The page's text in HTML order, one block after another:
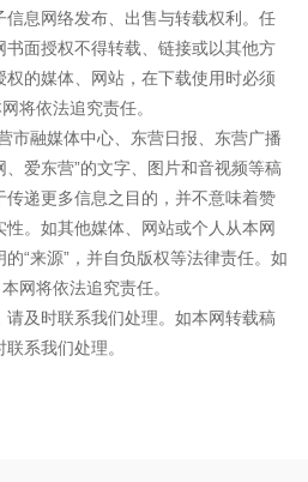
息网络发布、出售与转载权利。任
面授权不得转载、链接或以其他方
的媒体、网站，在下载使用时必须
将依法追究责任。
市融媒体中心、东营日报、东营广播
爱东营”的文字、图片和音视频等稿
递更多信息之目的，并不意味着赞
。如其他媒体、网站或个人从本网
“来源”，并自负版权等法律责任。如
网将依法追究责任。
及时联系我们处理。如本网转载稿
系我们处理。